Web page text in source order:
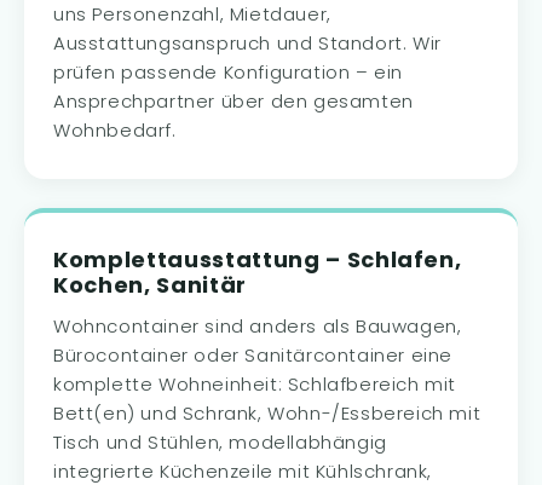
uns Personenzahl, Mietdauer,
Ausstattungsanspruch und Standort. Wir
prüfen passende Konfiguration – ein
Ansprechpartner über den gesamten
Wohnbedarf.
Komplettausstattung – Schlafen,
Kochen, Sanitär
Wohncontainer sind anders als Bauwagen,
Bürocontainer oder Sanitärcontainer eine
komplette Wohneinheit: Schlafbereich mit
Bett(en) und Schrank, Wohn-/Essbereich mit
Tisch und Stühlen, modellabhängig
integrierte Küchenzeile mit Kühlschrank,